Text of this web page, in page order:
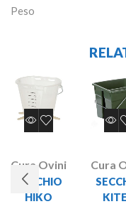
Peso
Cura Ovini
SECCHIO
HIKO
Cura